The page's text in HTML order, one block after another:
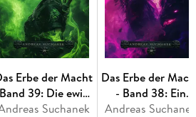
mit den Lichtkämpfern und
von Orleans, Leonardo da
Vinci und viele mehr -, um den Erhalt der Menschheit.
Erbe der Macht
39: Die ewige
Flamme
Suchanek
Das Erbe der
- Band 38: Ein
Hauch von
Andreas Suchanek